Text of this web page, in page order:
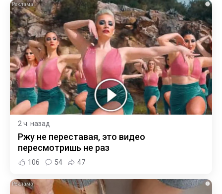
i
2 ч. назад
Ржу не переставая, это видео
пересмотришь не раз
106 54 47
i